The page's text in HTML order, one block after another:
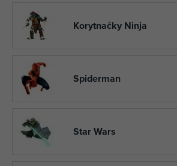
Korytnačky Ninja
Spiderman
Star Wars